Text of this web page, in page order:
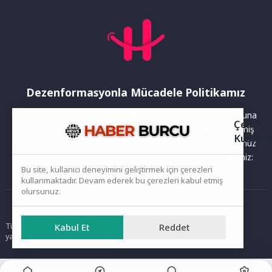
Dezenformasyonla Mücadele Politikamız
Yayınlanan haberler doğruluk ilkesi gözetilerek hazırlanır. Buna
rağmen bazı içeriklerde eksik, hatalı veya güncelliğini yitirmiş
bilgiler bulunabilir.Yanlış veya yanıltıcı olduğunu düşündüğünüz
haberleri aşağıdaki iletişim kanallarından bize bildirebilirsiniz:
Ana Sayfa
Tüm hakları saklıdır. Sitede yer alan içerikler izinsiz kopyalanamaz,
yayımlanamaz ve kullanılamaz.
Çerez
Bu site, kullanıcı deneyimini geliştirmek için çerezleri
kullanmaktadır. Devam ederek bu çerezleri kabul etmiş
olursunuz.
Kabul Et Reddet